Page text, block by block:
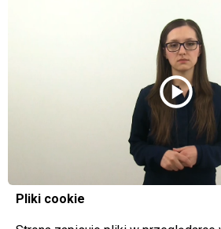
play_circle
Pliki cookie